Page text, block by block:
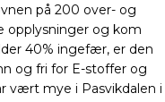
på 200 over- og
opplysninger og kom
40% ingefær, er den
og fri for E-stoffer og
vært mye i Pasvikdalen i